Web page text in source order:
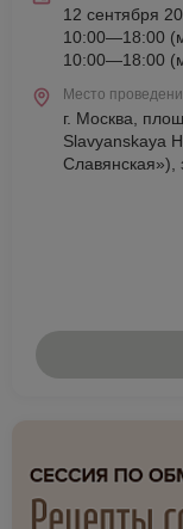
12 сентября
10:00—18:00
10:00—18:00
Место
г. Москва,
Slavyanskaya
Славянская»),